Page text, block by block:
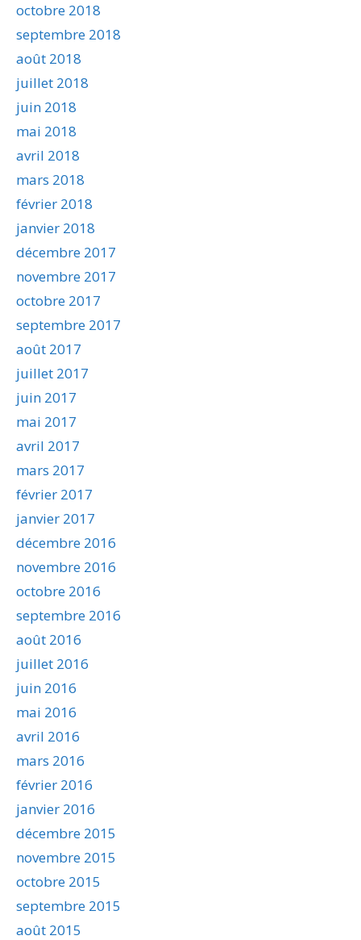
octobre 2018
septembre 2018
août 2018
juillet 2018
juin 2018
mai 2018
avril 2018
mars 2018
février 2018
janvier 2018
décembre 2017
novembre 2017
octobre 2017
septembre 2017
août 2017
juillet 2017
juin 2017
mai 2017
avril 2017
mars 2017
février 2017
janvier 2017
décembre 2016
novembre 2016
octobre 2016
septembre 2016
août 2016
juillet 2016
juin 2016
mai 2016
avril 2016
mars 2016
février 2016
janvier 2016
décembre 2015
novembre 2015
octobre 2015
septembre 2015
août 2015